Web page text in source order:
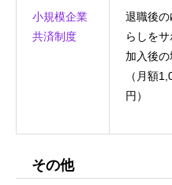
小規模企業
共済制度
退職後
らしを
加入後
（月額
円）
その他